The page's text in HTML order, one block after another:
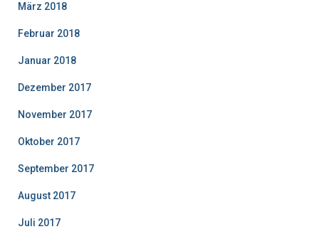
März 2018
Februar 2018
Januar 2018
Dezember 2017
November 2017
Oktober 2017
September 2017
August 2017
Juli 2017